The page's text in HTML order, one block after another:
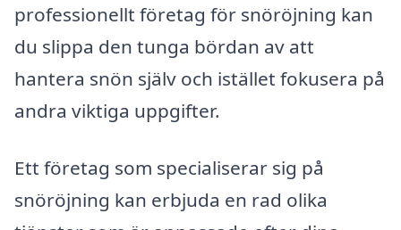
professionellt företag för snöröjning kan
du slippa den tunga bördan av att
hantera snön själv och istället fokusera på
andra viktiga uppgifter.
Ett företag som specialiserar sig på
snöröjning kan erbjuda en rad olika